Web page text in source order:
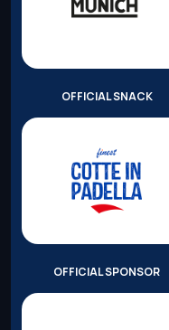
OFFICIAL SNACK
OFFICIAL SPONSOR